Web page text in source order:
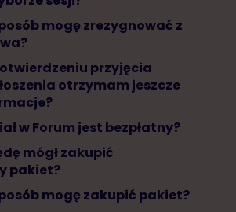
mogę zrezygnować z
przyjęcia
otrzymam jeszcze
w Forum jest bezpłatny?
mógł zakupić
pakiet?
mogę zakupić pakiet?